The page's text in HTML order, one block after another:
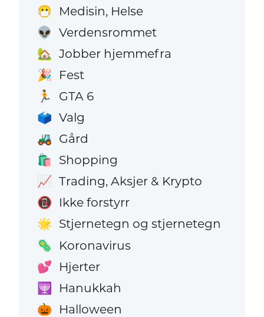
😷 Medisin, Helse
👽 Verdensrommet
🏡 Jobber hjemmefra
🎉 Fest
🏃 GTA 6
🗳️ Valg
🚜 Gård
🛍️ Shopping
📈 Trading, Aksjer & Krypto
📵 Ikke forstyrr
🌟 Stjernetegn og stjernetegn
🦠 Koronavirus
💕 Hjerter
🕎 Hanukkah
🎃 Halloween